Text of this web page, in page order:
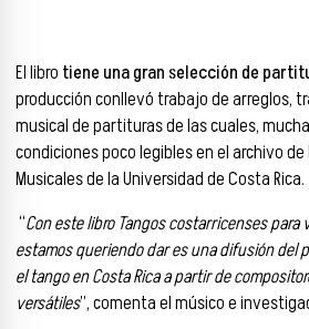
El libro tiene una gran selección de
producción conllevó trabajo de arreglos,
musical de partituras de las cuales,
condiciones poco legibles en el archivo
Musicales de la Universidad de Costa Rica.
“Con este libro Tangos costarricenses para
estamos queriendo dar es una difusión del
el tango en Costa Rica a partir de
versátiles”, comenta el músico e